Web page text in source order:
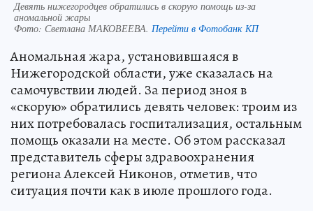
Девять нижегородцев обратились в скорую помощь из-за
аномальной жары
Фото: Светлана МАКОВЕЕВА. Перейти в Фотобанк КП
Аномальная жара, установившаяся в
Нижегородской области, уже сказалась на
самочувствии людей. За период зноя в
«скорую» обратились девять человек: троим из
них потребовалась госпитализация, остальным
помощь оказали на месте. Об этом рассказал
представитель сферы здравоохранения
региона Алексей Никонов, отметив, что
ситуация почти как в июле прошлого года.